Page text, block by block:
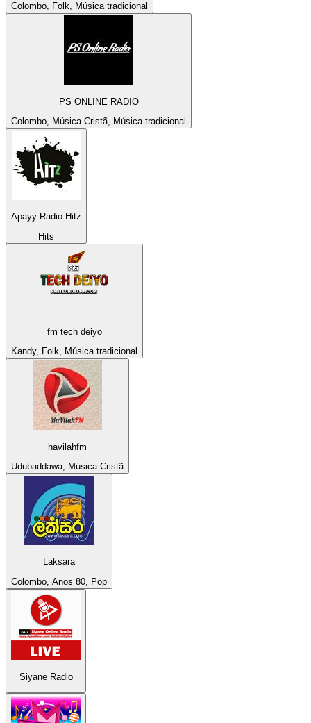
Colombo, Folk, Música tradicional
PS ONLINE RADIO
Colombo, Música Cristã, Música tradicional
Apayy Radio Hitz
Hits
fm tech deiyo
Kandy, Folk, Música tradicional
havilahfm
Udubaddawa, Música Cristã
Laksara
Colombo, Anos 80, Pop
Siyane Radio